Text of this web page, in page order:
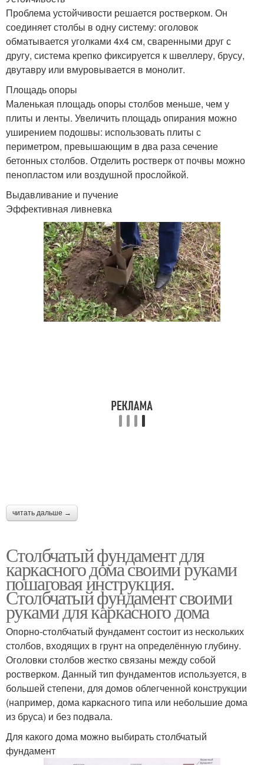
Проблема устойчивости решается ростверком. Он
соединяет столбы в одну систему: оголовок
обматывается уголками 4х4 см, сваренными друг с
другу, система крепко фиксируется к швеллеру, брусу,
двутавру или вмуровывается в монолит.
Площадь опоры
Маленькая площадь опоры столбов меньше, чем у
плиты и ленты. Увеличить площадь опирания можно
уширением подошвы: использовать плиты с
периметром, превышающим в два раза сечение
бетонных столбов. Отделить ростверк от почвы можно
пенопластом или воздушной прослойкой.
Выдавливание и пучение
Эффективная ливневка
читать дальше →
Столбчатый фундамент для
каркасного дома своими руками
пошаговая инструкция.
Столбчатый фундамент своими
руками для каркасного дома
Опорно-столбчатый фундамент состоит из нескольких
столбов, входящих в грунт на определённую глубину.
Оголовки столбов жестко связаны между собой
ростверком. Данный тип фундаментов используется, в
большей степени, для домов облегченной конструкции
(например, дома каркасного типа или небольшие дома
из бруса) и без подвала.
Для какого дома можно выбирать столбчатый
фундамент